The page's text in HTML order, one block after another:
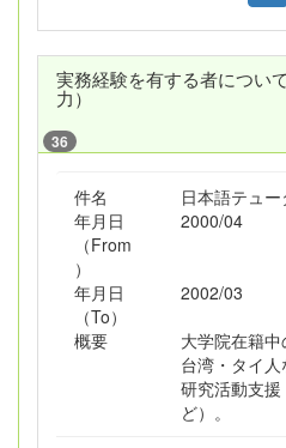
実務経験を有する者につい
力）
36
件名
日本語テュー
年月日
（From
）
2000/04
年月日
（To）
2002/03
概要
大学院在籍中
台湾・タイ
研究活動支
ど）。